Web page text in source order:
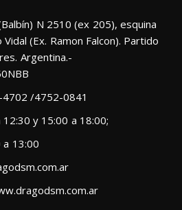
N 2510 (ex 205), esquina
(Ex. Ramon Falcon). Partido
Argentina.-
/4752-0841
y 15:00 a 18:00;